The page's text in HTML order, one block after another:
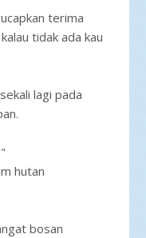
terima
tidak ada kau
lagi pada
hutan
bosan